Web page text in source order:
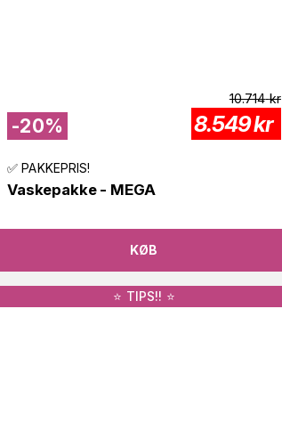
-20%
10.714 kr
8.549kr
✅ PAKKEPRIS!
Vaskepakke - MEGA
KØB
⭐️ TIPS!! ⭐️